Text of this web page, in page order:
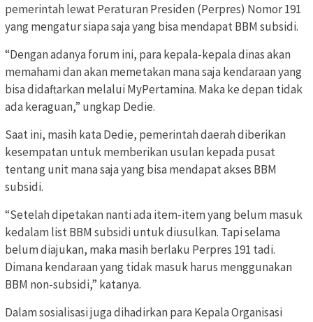
pemerintah lewat Peraturan Presiden (Perpres) Nomor 191
yang mengatur siapa saja yang bisa mendapat BBM subsidi.
“Dengan adanya forum ini, para kepala-kepala dinas akan
memahami dan akan memetakan mana saja kendaraan yang
bisa didaftarkan melalui MyPertamina. Maka ke depan tidak
ada keraguan,” ungkap Dedie.
Saat ini, masih kata Dedie, pemerintah daerah diberikan
kesempatan untuk memberikan usulan kepada pusat
tentang unit mana saja yang bisa mendapat akses BBM
subsidi.
“Setelah dipetakan nanti ada item-item yang belum masuk
kedalam list BBM subsidi untuk diusulkan. Tapi selama
belum diajukan, maka masih berlaku Perpres 191 tadi.
Dimana kendaraan yang tidak masuk harus menggunakan
BBM non-subsidi,” katanya.
Dalam sosialisasi juga dihadirkan para Kepala Organisasi